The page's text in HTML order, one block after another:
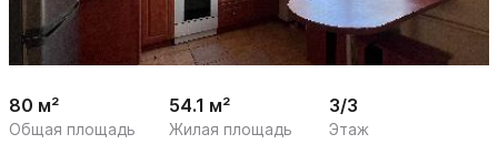
1
/
80 м²
Общая площадь
54.1 м²
Жилая площадь
3/3
Этаж